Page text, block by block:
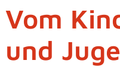
Vom
und